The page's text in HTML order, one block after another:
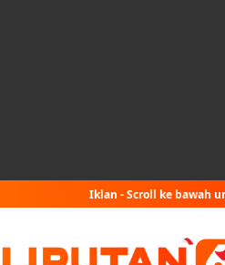
Iklan - Scroll ke bawah